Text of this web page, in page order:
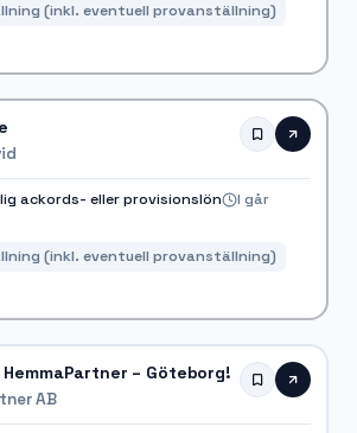
(inkl. eventuell provanställning)
ackords- eller provisionslön
I går
(inkl. eventuell provanställning)
– Göteborg!
AB